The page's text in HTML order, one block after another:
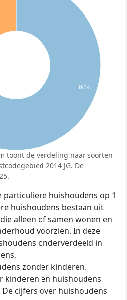
60%
toont de verdeling naar soorten
2014 JG. De
particuliere huishoudens op 1
huishoudens bestaan uit
alleen of samen wonen en
voorzien. In deze
onderverdeeld in
zonder kinderen,
kinderen en huishoudens
cijfers over huishoudens